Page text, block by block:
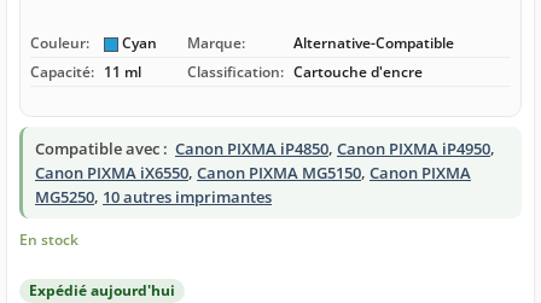
Couleur: Cyan Marque:
Alternative-Compatible
Capacité: 11 ml Classification: Cartouche d'encre
Compatible avec : Canon PIXMA iP4850, Canon PIXMA iP4950,
Canon PIXMA iX6550, Canon PIXMA MG5150, Canon PIXMA
MG5250, 10 autres imprimantes
En stock
Expédié aujourd'hui